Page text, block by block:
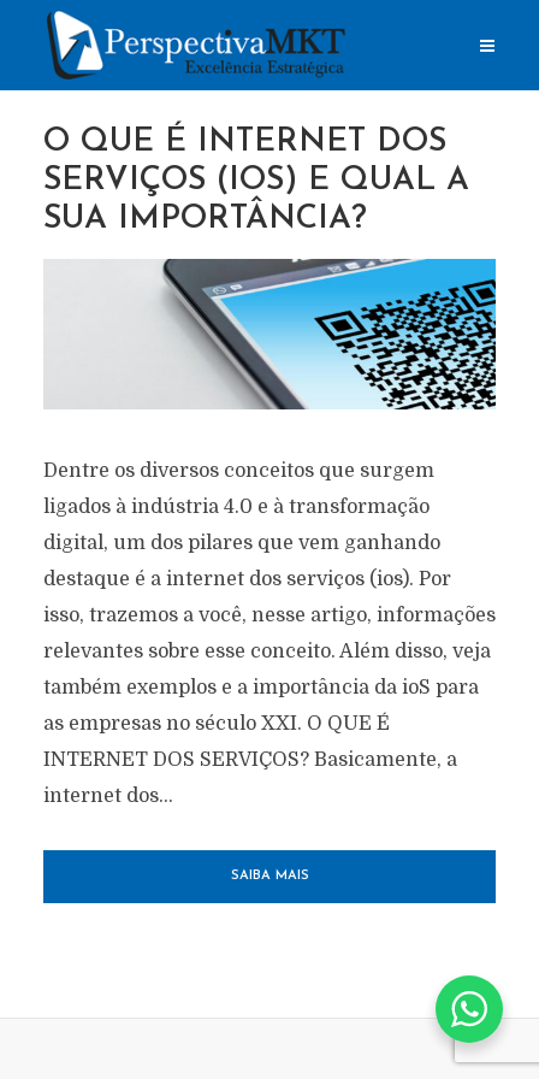
O QUE É INTERNET DOS
SERVIÇOS (IOS) E QUAL A
SUA IMPORTÂNCIA?
Dentre os diversos conceitos que surgem
ligados à indústria 4.0 e à transformação
digital, um dos pilares que vem ganhando
destaque é a internet dos serviços (ios). Por
isso, trazemos a você, nesse artigo, informações
relevantes sobre esse conceito. Além disso, veja
também exemplos e a importância da ioS para
as empresas no século XXI. O QUE É
INTERNET DOS SERVIÇOS? Basicamente, a
internet dos...
SAIBA MAIS